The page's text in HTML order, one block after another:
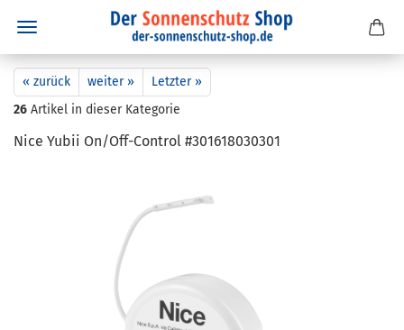
« zurück weiter »
Letzter »
26 Artikel in dieser Kategorie
Nice Yubii On/Off-​Control #301618030301